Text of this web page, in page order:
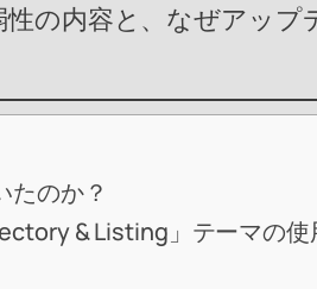
の内容と、なぜアッ
たのか？
& Listing」テーマの使